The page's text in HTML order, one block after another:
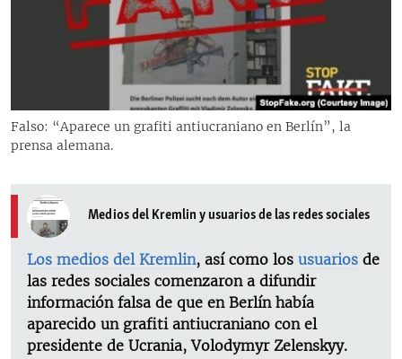
RADIO MARTÍ
ESPECIALES
LA REALIDAD DE LA VIVIENDA EN CUBA
SER VIEJO EN CUBA
LOS SANTOS DE HIALEAH
DESINFORMACIÓN RUSA EN AMÉRICA LATINA
LA INVASIÓN DE RUSIA A UCRANIA
EDITORIALES
Falso: “Aparece un grafiti antiucraniano en Berlín”, la
prensa alemana.
Medios del Kremlin y usuarios de las redes sociales
Los medios del Kremlin, así como los usuarios de
las redes sociales comenzaron a difundir
información falsa de que en Berlín había
aparecido un grafiti antiucraniano con el
presidente de Ucrania, Volodymyr Zelenskyy.